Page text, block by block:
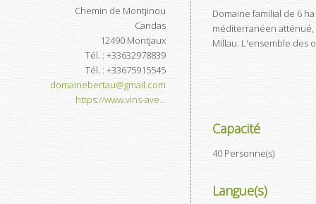
Chemin de Montjinou
Candas
12490 Montjaux
Tél. : +33632978839
Tél. : +33675915545
domainebertau@gmail.com
https://www.vins-ave...
Domaine familial de 6
méditerranéen atténué,
Millau. L'ensemble des
Capacité
40 Personne(s)
Langue(s)